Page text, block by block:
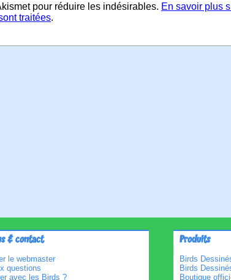
pour réduire les indésirables. En savoir plus
traitées.
& contact
le webmaster
questions
avec les Birds ?
Produits
Birds
Birds
Boutique